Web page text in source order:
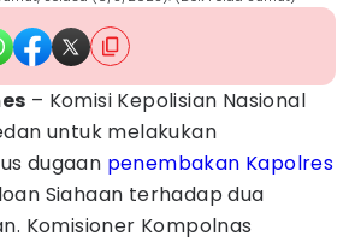
– Komisi Kepolisian Nasional
untuk melakukan
dugaan penembakan Kapolres
Siahaan terhadap dua
Komisioner Kompolnas